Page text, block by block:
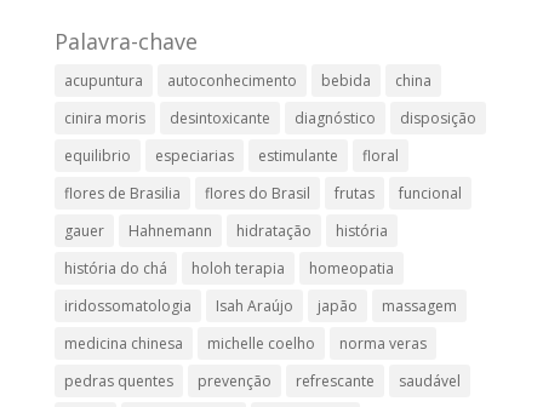
Palavra-chave
acupuntura autoconhecimento bebida
china
cinira moris
desintoxicante diagnóstico
disposição
equilibrio
especiarias estimulante
floral
flores de Brasilia
flores do Brasil frutas
funcional
gauer
Hahnemann hidratação
história
história do chá
holoh terapia
homeopatia
iridossomatologia
Isah Araújo japão
massagem
medicina chinesa
michelle coelho
norma veras
pedras quentes
prevenção refrescante
saudável